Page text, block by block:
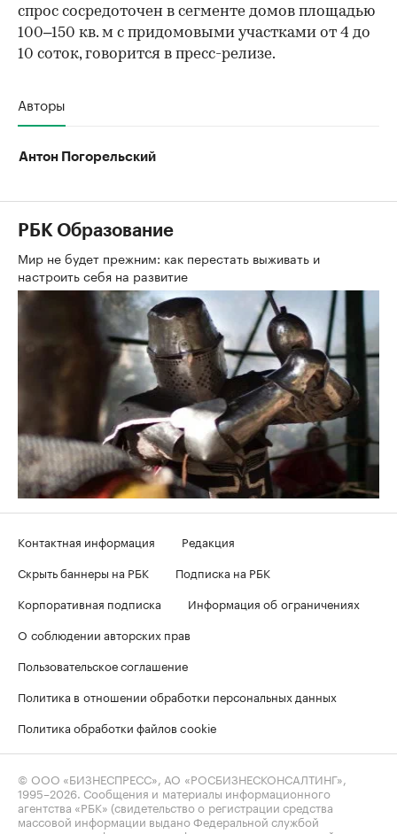
спрос сосредоточен в сегменте домов площадью
100–150 кв. м с придомовыми участками от 4 до
10 соток, говорится в пресс-релизе.
Авторы
Антон Погорельский
РБК Образование
Мир не будет прежним: как перестать выживать и
настроить себя на развитие
Контактная информация
Редакция
Скрыть баннеры на РБК
Подписка на РБК
Корпоративная подписка
Информация об ограничениях
О соблюдении авторских прав
Пользовательское соглашение
Политика в отношении обработки персональных данных
Политика обработки файлов cookie
© ООО «БИЗНЕСПРЕСС», АО «РОСБИЗНЕСКОНСАЛТИНГ»,
1995–2026 . Сообщения и материалы информационного
агентства «РБК» (свидетельство о регистрации средства
массовой информации выдано Федеральной службой